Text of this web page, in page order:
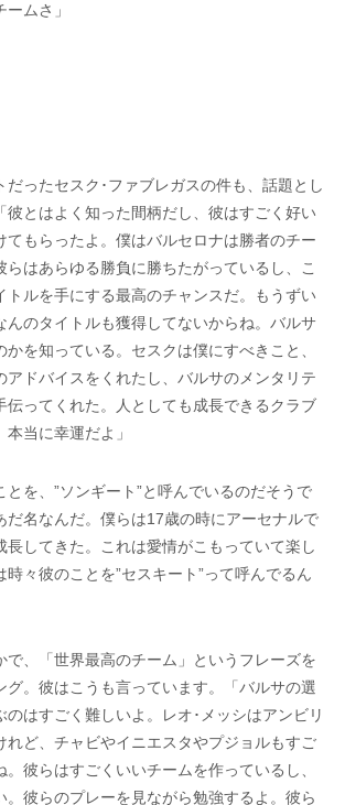
ムさ」
だったセスク･ファブレガスの件も、話題とし
彼とはよく知った間柄だし、彼はすごく好い
てもらったよ。僕はバルセロナは勝者のチー
らはあらゆる勝負に勝ちたがっているし、こ
トルを手にする最高のチャンスだ。もうずい
んのタイトルも獲得してないからね。バルサ
を知っている。セスクは僕にすべきこと、
アドバイスをくれたし、バルサのメンタリテ
伝ってくれた。人としても成長できるクラブ
当に幸運だよ」
とを、”ソンギート”と呼んでいるのだそうで
だ名なんだ。僕らは17歳の時にアーセナルで
長してきた。これは愛情がこもっていて楽し
時々彼のことを”セスキート”って呼んでるん
で、「世界最高のチーム」というフレーズを
グ。彼はこうも言っています。「バルサの選
のはすごく難しいよ。レオ･メッシはアンビリ
れど、チャビやイニエスタやプジョルもすご
。彼らはすごくいいチームを作っているし、
。彼らのプレーを見ながら勉強するよ。彼ら